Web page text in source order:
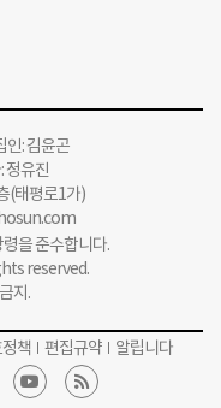
인: 김윤곤
정유진
(태평로1가)
을 준수합니다.
reserved.
지.
책 편집규약 알립니다